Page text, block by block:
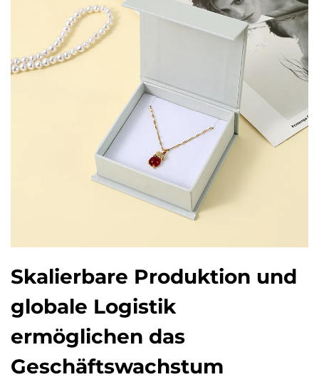
Skalierbare Produktion und
globale Logistik
ermöglichen das
Geschäftswachstum